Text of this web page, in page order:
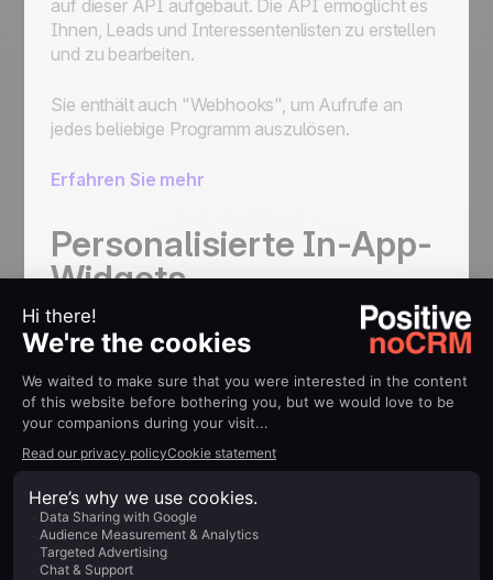
auf dieser API aufgebaut. Die API ermöglicht es
Ihnen, Leads und Interessentenlisten zu erstellen
und zu bearbeiten.
Sie enthält auch "Webhooks", um Aufrufe an
jedes beliebige Programm auszulösen.
Erfahren Sie mehr
Personalisierte In-App-
Widgets
Personalisierte Widgets ermöglichen es Ihnen,
anderen Quellen direkt in noCRM.io
anzuzeigen. Es gibt zwei Arten von Widgets:
leistungsstärkeres innerhalb der Detailseite eines
Leads.
Erfahren Sie mehr